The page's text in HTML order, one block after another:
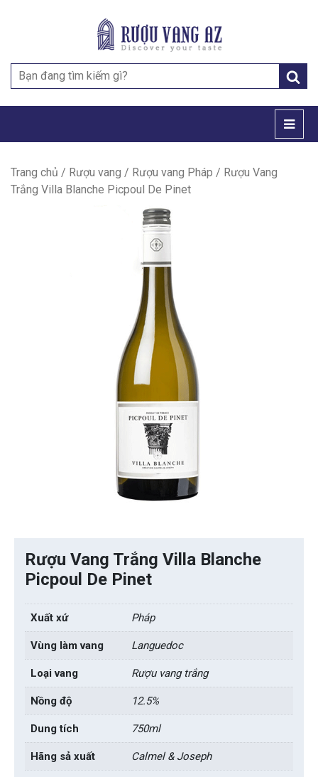
Search
for:
Trang chủ / Rượu vang / Rượu vang Pháp / Rượu Vang
Trắng Villa Blanche Picpoul De Pinet
Rượu Vang Trắng Villa Blanche
Picpoul De Pinet
Xuất xứ Pháp
Vùng làm vang Languedoc
Loại vang Rượu vang trắng
Nồng độ 12.5%
Dung tích 750ml
Hãng sả xuất Calmel & Joseph